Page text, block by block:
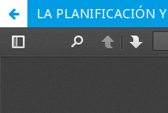
LA PLANIFICACIÓN